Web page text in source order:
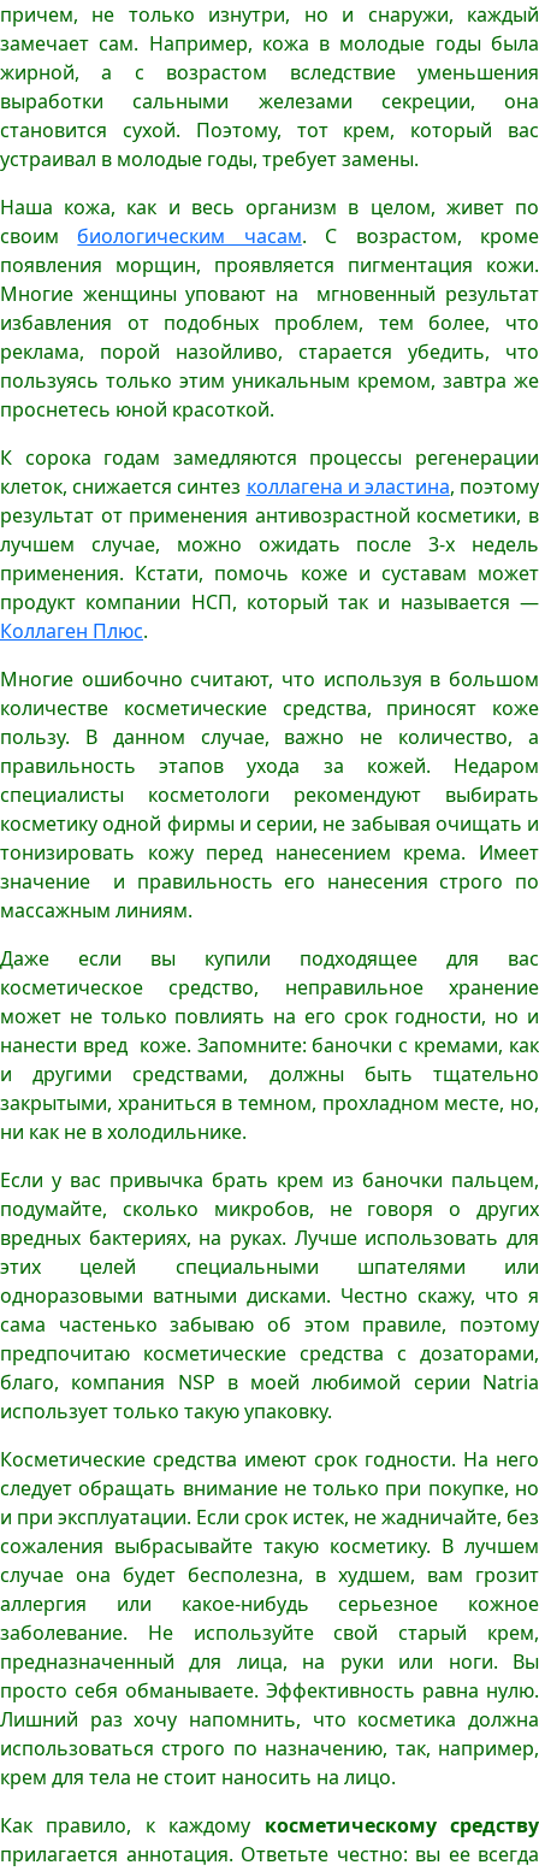
причем, не только изнутри, но и снаружи, каждый
замечает сам. Например, кожа в молодые годы была
жирной, а с возрастом вследствие уменьшения
выработки сальными железами секреции, она
становится сухой. Поэтому, тот крем, который вас
устраивал в молодые годы, требует замены.
Наша кожа, как и весь организм в целом, живет по
своим биологическим часам. С возрастом, кроме
появления морщин, проявляется пигментация кожи.
Многие женщины уповают на мгновенный результат
избавления от подобных проблем, тем более, что
реклама, порой назойливо, старается убедить, что
пользуясь только этим уникальным кремом, завтра же
проснетесь юной красоткой.
К сорока годам замедляются процессы регенерации
клеток, снижается синтез коллагена и эластина, поэтому
результат от применения антивозрастной косметики, в
лучшем случае, можно ожидать после 3-х недель
применения. Кстати, помочь коже и суставам может
продукт компании НСП, который так и называется —
Коллаген Плюс.
Многие ошибочно считают, что используя в большом
количестве косметические средства, приносят коже
пользу. В данном случае, важно не количество, а
правильность этапов ухода за кожей. Недаром
специалисты косметологи рекомендуют выбирать
косметику одной фирмы и серии, не забывая очищать и
тонизировать кожу перед нанесением крема. Имеет
значение и правильность его нанесения строго по
массажным линиям.
Даже если вы купили подходящее для вас
косметическое средство, неправильное хранение
может не только повлиять на его срок годности, но и
нанести вред коже. Запомните: баночки с кремами, как
и другими средствами, должны быть тщательно
закрытыми, храниться в темном, прохладном месте, но,
ни как не в холодильнике.
Если у вас привычка брать крем из баночки пальцем,
подумайте, сколько микробов, не говоря о других
вредных бактериях, на руках. Лучше использовать для
этих целей специальными шпателями или
одноразовыми ватными дисками. Честно скажу, что я
сама частенько забываю об этом правиле, поэтому
предпочитаю косметические средства с дозаторами,
благо, компания NSP в моей любимой серии Natria
использует только такую упаковку.
Косметические средства имеют срок годности. На него
следует обращать внимание не только при покупке, но
и при эксплуатации. Если срок истек, не жадничайте, без
сожаления выбрасывайте такую косметику. В лучшем
случае она будет бесполезна, в худшем, вам грозит
аллергия или какое-нибудь серьезное кожное
заболевание. Не используйте свой старый крем,
предназначенный для лица, на руки или ноги. Вы
просто себя обманываете. Эффективность равна нулю.
Лишний раз хочу напомнить, что косметика должна
использоваться строго по назначению, так, например,
крем для тела не стоит наносить на лицо.
Как правило, к каждому косметическому средству
прилагается аннотация. Ответьте честно: вы ее всегда